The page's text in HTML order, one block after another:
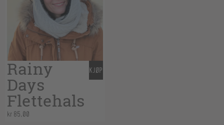
Rainy
Days
Flettehals
kr85,00
KJØP